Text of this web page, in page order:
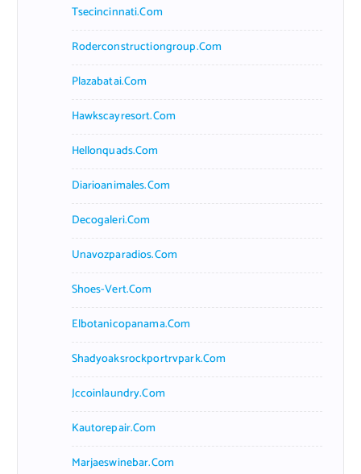
Tsecincinnati.com
Roderconstructiongroup.com
Plazabatai.com
Hawkscayresort.com
Hellonquads.com
Diarioanimales.com
Decogaleri.com
Unavozparadios.com
Shoes-Vert.com
Elbotanicopanama.com
Shadyoaksrockportrvpark.com
Jccoinlaundry.com
Kautorepair.com
Marjaeswinebar.com